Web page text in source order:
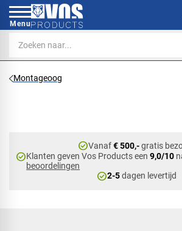
Menu
Montageoog
check_circleVanaf€ 500,-gratis
check_circleKlanten geven Vos Products een9,0/10
beoordelingen
check_circle2-5dagen levertijd